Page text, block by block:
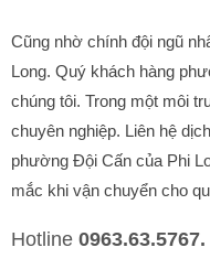
Cũng nhờ chính đội ngũ
Long. Quý khách hàng
chúng tôi. Trong một môi
chuyên nghiệp. Liên hệ
phường Đội Cấn của Phi
mắc khi vận chuyển cho
Hotline 0963.63.5767.